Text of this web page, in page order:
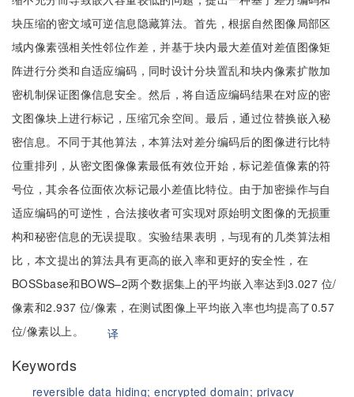
块压缩的密文域可逆信息隐藏算法。首先，根据自然图像局部区
域内像素强相关性邻位作差，并基于块内最大差值对差值图像矩
阵进行分类和自适应编码，同时设计分块置乱和块内像素扩散加
密机制保证图像信息安全。然后，将自适应编码结果在对应的密
文图像块上进行标记，压缩冗余空间。最后，通过位替换嵌入秘
密信息。不同于其他算法，本算法对差分编码后的图像进行比特
位重排列，从密文图像像素最低有效位开始，标记差值像素的符
号位，其余各位面依次标记最小差值比特位。由于加密操作与自
适应编码的可逆性，合法接收者可实现对原始明文图像的无损重
构和秘密信息的无误提取。实验结果表明，与现有的几类算法相
比，本文提出的算法具有更高的嵌入率和更好的安全性，在
BOSSbase和BOWS–2两个数据集上的平均嵌入率达到3.027 位/
像素和2.937 位/像素，在测试图像上平均嵌入率也均提高了0.57
位/像素以上。
译
Keywords
reversible data hiding;encrypted domain; privacy